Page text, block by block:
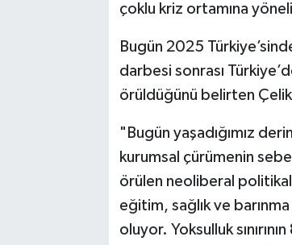
çoklu kriz ortamına
Bugün 2025
darbesi sonrası
örüldüğünü belirten
"Bugün yaşadığımız
kurumsal çürümenin
örülen neoliberal
eğitim, sağlık ve
oluyor. Yoksulluk